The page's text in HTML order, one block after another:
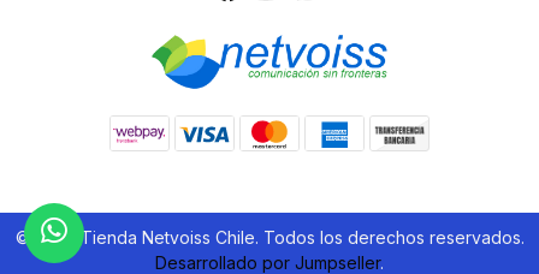
© 2026 Tienda Netvoiss Chile. Todos los derechos reservados.
Desarrollado por Jumpseller.